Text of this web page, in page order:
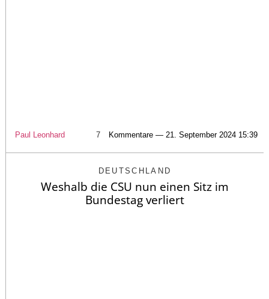
Paul Leonhard 7 Kommentare — 21. September 2024 15:39
DEUTSCHLAND
Weshalb die CSU nun einen Sitz im
Bundestag verliert